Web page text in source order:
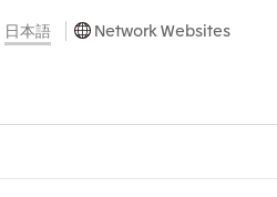
日本語 Network Websites